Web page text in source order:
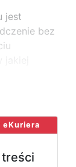
jest
bez
treści